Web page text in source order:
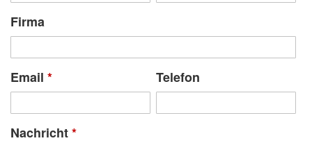
Firma
Email * Telefon
Nachricht*